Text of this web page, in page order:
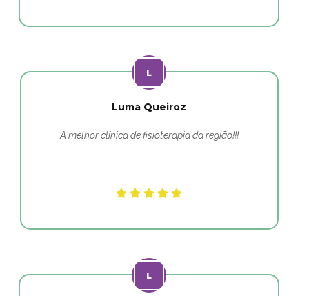
Luma Queiroz
A melhor clínica de fisioterapia da região!!!